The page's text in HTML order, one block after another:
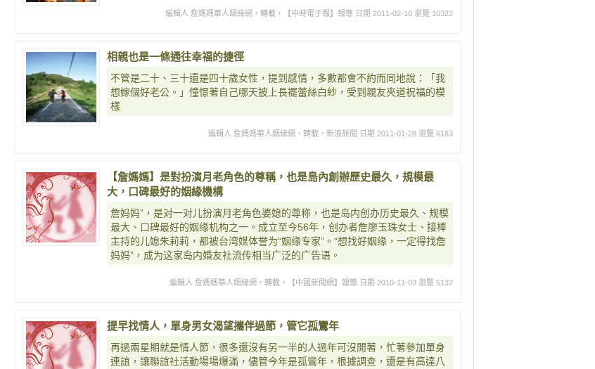
編輯人 詹媽媽華人姻緣網，轉載，【中時電子報】報導 日期 2011-02-10 瀏覽 10322
相親也是一條通往幸福的捷徑
不管是二十、三十還是四十歲女性，提到感情，多數都會不約而同地說：「我
想嫁個好老公。」憧憬著自己哪天披上長襬蕾絲白紗，受到親友夾道祝福的模
樣
編輯人 詹媽媽華人姻緣網，轉載，新浪新聞 日期 2011-01-28 瀏覽 6183
【詹媽媽】是對扮演月老角色的尊稱，也是島內創辦歷史最久，規模最
大，口碑最好的姻緣機構
詹妈妈”，是对一对儿扮演月老角色婆媳的尊称，也是岛内创办历史最久、规模
最大、口碑最好的姻缘机构之一。成立至今56年，创办者詹廖玉珠女士、接棒
主持的儿媳朱莉莉，都被台湾媒体誉为“姻缘专家”。“想找好姻缘，一定得找詹
妈妈”，成为这家岛内婚友社流传相当广泛的广告语。
編輯人 詹媽媽華人姻緣網，轉載，【中國新聞網】報導 日期 2010-11-03 瀏覽 5137
提早找情人，單身男女渴望攜伴過節，管它孤鸞年
再過兩星期就是情人節，很多還沒有另一半的人過年可沒閒著，忙著參加單身
連誼，讓聯誼社活動場場爆滿，儘管今年是孤鸞年，根據調查，還是有高達八